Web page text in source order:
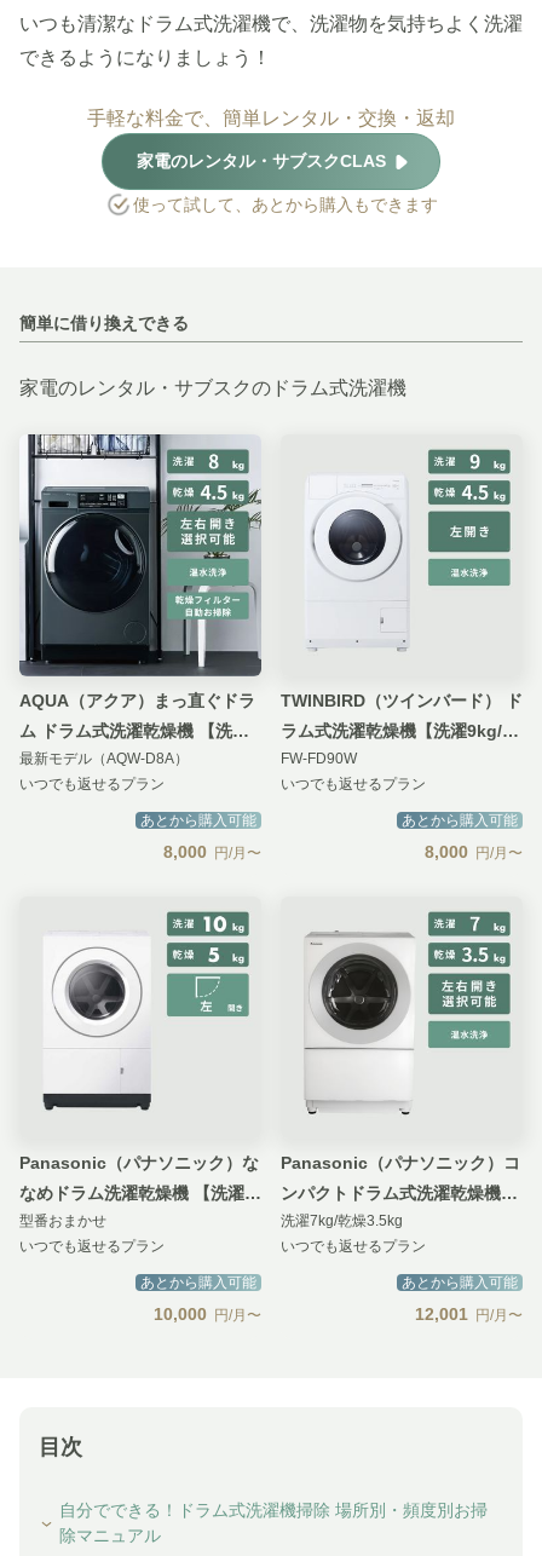
いつも清潔なドラム式洗濯機で、洗濯物を気持ちよく洗濯
できるようになりましょう！
手軽な料金で、簡単レンタル・交換・返却
家電のレンタル・サブスクCLAS
使って試して、あとから購入もできます
簡単に借り換えできる
家電のレンタル・サブスクのドラム式洗濯機
AQUA（アクア）まっ直ぐドラ
ム ドラム式洗濯乾燥機 【洗濯
8kg/乾燥4.5kg】ヒーター乾燥
タイプ
最新モデル（AQW-D8A）
いつでも返せるプラン
あとから購入可能
8,000 円/月〜
TWINBIRD（ツインバード） ド
ラム式洗濯乾燥機【洗濯9kg/乾
燥4.5kg】
FW-FD90W
いつでも返せるプラン
あとから購入可能
8,000 円/月〜
Panasonic（パナソニック）な
なめドラム洗濯乾燥機 【洗濯
10kg／乾燥5kg】Utype スマー
ト&コンパクトモデル
型番おまかせ
いつでも返せるプラン
あとから購入可能
10,000 円/月〜
Panasonic（パナソニック）コ
ンパクトドラム式洗濯乾燥機
Cuble【洗濯7kg/乾燥3.5kg】
洗濯7kg/乾燥3.5kg
いつでも返せるプラン
あとから購入可能
12,001 円/月〜
目次
自分でできる！ドラム式洗濯機掃除 場所別・頻度別お掃
除マニュアル